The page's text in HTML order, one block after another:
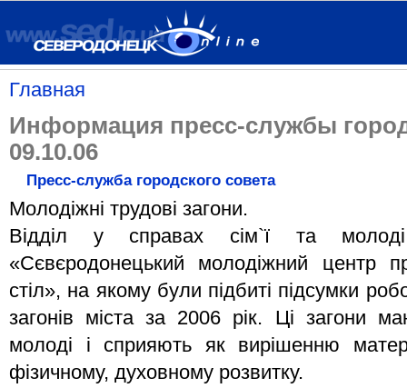
Главная
Информация пресс-службы
09.10.06
Пресс-служба городского совета
Молодіжні трудові загони.
Відділ у справах сім`ї та
«Сєвєродонецький молодіжний центр
стіл», на якому були підбиті підсумки
загонів міста за 2006 рік. Ці загони
молоді і сприяють як вирішенню
фізичному, духовному розвитку.